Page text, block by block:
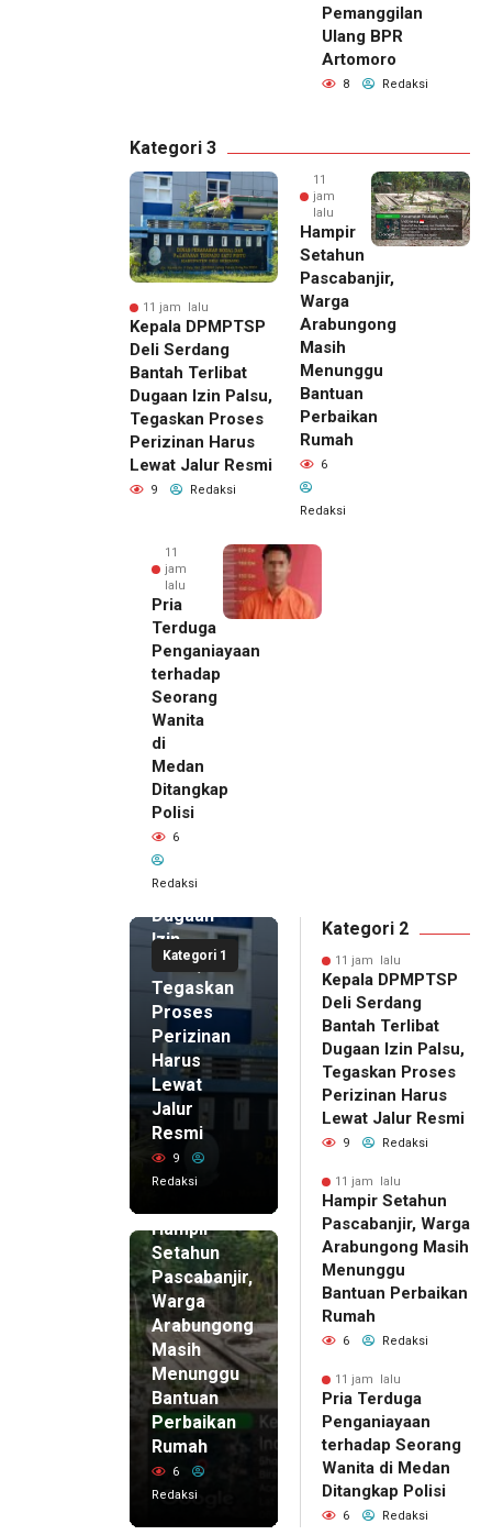
Pemanggilan
Ulang BPR
Artomoro
8 Redaksi
Kategori 3
11 jam lalu
Kepala DPMPTSP
Deli Serdang
Bantah Terlibat
Dugaan Izin Palsu,
Tegaskan Proses
Perizinan Harus
Lewat Jalur Resmi
9 Redaksi
11
jam
lalu
Hampir
Setahun
Pascabanjir,
Warga
Arabungong
Masih
Menunggu
Bantuan
Perbaikan
Rumah
6
Redaksi
11
jam
lalu
Pria
Terduga
Penganiayaan
terhadap
Seorang
Wanita
di
Medan
Ditangkap
Polisi
6
Redaksi
Kategori 1
11 jam lalu
Kepala
DPMPTSP
Deli
Serdang
Bantah
Terlibat
Dugaan
Izin
Palsu,
Tegaskan
Proses
Perizinan
Harus
Lewat
Jalur
Resmi
9
Redaksi
Hampir
Setahun
Pascabanjir,
Warga
Arabungong
Masih
Menunggu
Bantuan
Perbaikan
Rumah
6
Redaksi
Kategori 2
11 jam lalu
Kepala DPMPTSP
Deli Serdang
Bantah Terlibat
Dugaan Izin Palsu,
Tegaskan Proses
Perizinan Harus
Lewat Jalur Resmi
9 Redaksi
11 jam lalu
Hampir Setahun
Pascabanjir, Warga
Arabungong Masih
Menunggu
Bantuan Perbaikan
Rumah
6 Redaksi
11 jam lalu
Pria Terduga
Penganiayaan
terhadap Seorang
Wanita di Medan
Ditangkap Polisi
6 Redaksi